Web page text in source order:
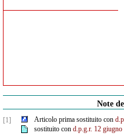
Note
[1] Articolo prima sostituito con
sostituito con d.p.g.r. 12 giugno